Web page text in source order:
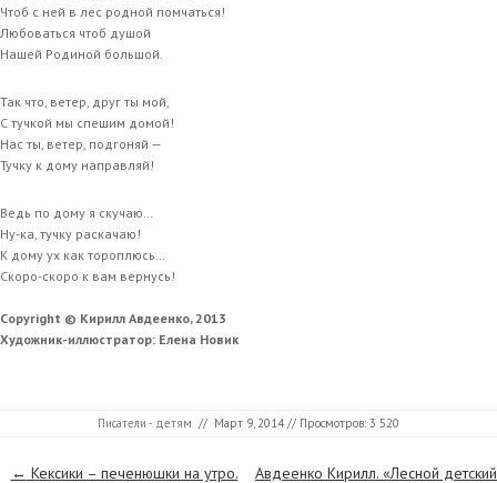
Чтоб с ней в лес родной помчаться!
Любоваться чтоб душой
Нашей Родиной большой.
Так что, ветер, друг ты мой,
С тучкой мы спешим домой!
Нас ты, ветер, подгоняй —
Тучку к дому направляй!
Ведь по дому я скучаю…
Ну-ка, тучку раскачаю!
К дому ух как тороплюсь…
Скоро-скоро к вам вернусь!
Copyright © Кирилл Авдеенко, 2013
Художник-иллюстратор: Елена Новик
Писатели - детям // Март 9, 2014// Просмотров: 3 520
Страницы
← Кексики – печенюшки на утро. Авдеенко Кирилл. «Лесной детский